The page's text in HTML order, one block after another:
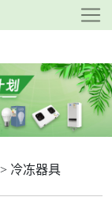
> 冷冻器具